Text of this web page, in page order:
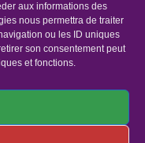
aux informations des
nous permettra de traiter
ou les ID uniques
son consentement peut
et fonctions.
sureté ce qui est